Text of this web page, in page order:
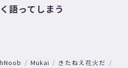
語ってしまう
Mukai
きたねえ花火だ